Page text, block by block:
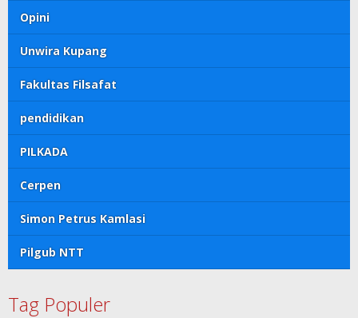
Opini
Unwira Kupang
Fakultas Filsafat
pendidikan
PILKADA
Cerpen
Simon Petrus Kamlasi
Pilgub NTT
Tag Populer